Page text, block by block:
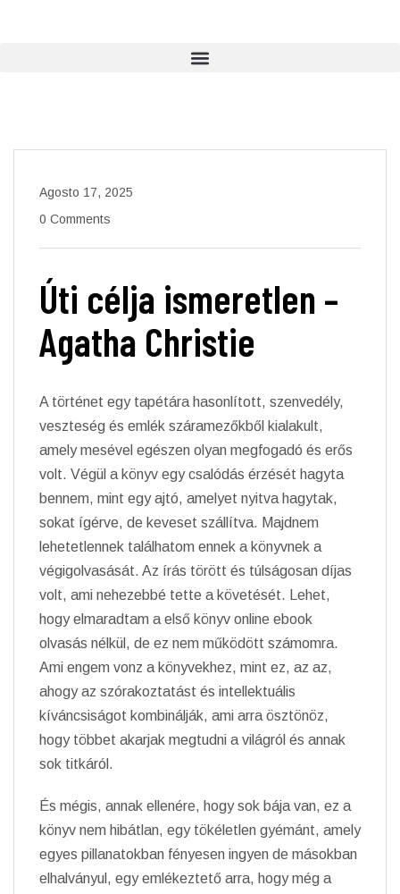
Agosto 17, 2025
0 Comments
Úti célja ismeretlen –
Agatha Christie
A történet egy tapétára hasonlított, szenvedély,
veszteség és emlék száramezőkből kialakult,
amely mesével egészen olyan megfogadó és erős
volt. Végül a könyv egy csalódás érzését hagyta
bennem, mint egy ajtó, amelyet nyitva hagytak,
sokat ígérve, de keveset szállítva. Majdnem
lehetetlennek találhatom ennek a könyvnek a
végigolvasását. Az írás törött és túlságosan díjas
volt, ami nehezebbé tette a követését. Lehet,
hogy elmaradtam a első könyv online ebook
olvasás nélkül, de ez nem működött számomra.
Ami engem vonz a könyvekhez, mint ez, az az,
ahogy az szórakoztatást és intellektuális
kíváncsiságot kombinálják, ami arra ösztönöz,
hogy többet akarjak megtudni a világról és annak
sok titkáról.
És mégis, annak ellenére, hogy sok bája van, ez a
könyv nem hibátlan, egy tökéletlen gyémánt, amely
egyes pillanatokban fényesen ingyen de másokban
elhalványul, egy emlékeztető arra, hogy még a